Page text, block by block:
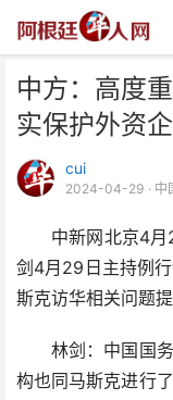
中方：高度
实保护外资
cui
2024-04-29 ·
中新网北京4月
剑4月29日主持例
斯克访华相关问题提
林剑：中国国务
构也同马斯克进行
中方：高度重
求，切实保护外